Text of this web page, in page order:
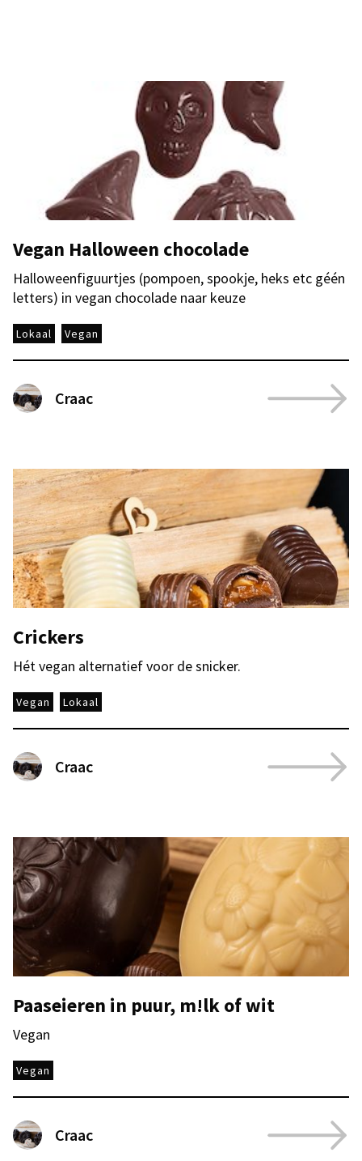
Vegan Halloween chocolade
Halloweenfiguurtjes (pompoen, spookje, heks etc géén
letters) in vegan chocolade naar keuze
Lokaal Vegan
Craac
Crickers
Hét vegan alternatief voor de snicker.
Vegan Lokaal
Craac
Paaseieren in puur, m!lk of wit
Vegan
Vegan
Craac